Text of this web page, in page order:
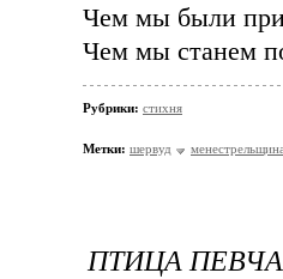
Чем мы были
Чем мы станем
Рубрики: стихня
Метки: шервуд
ПТИЦА